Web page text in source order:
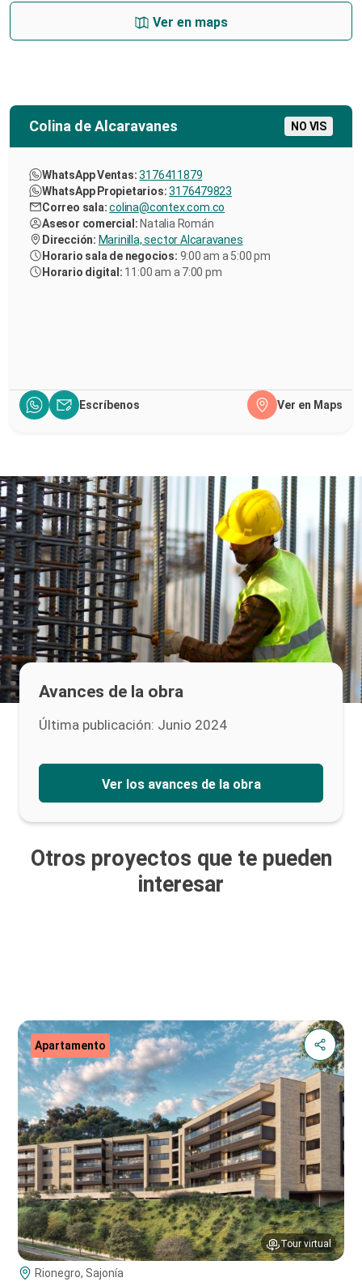
Ver en maps
Colina de Alcaravanes NO VIS
WhatsApp Ventas:3176411879
WhatsApp Propietarios:3176479823
Correo sala:colina@contex.com.co
Asesor comercial: Natalia Román
Dirección: Marinilla, sector Alcaravanes
Horario sala de negocios: 9:00 am a 5:00 pm
Horario digital: 11:00 am a 7:00 pm
Escríbenos Ver en Maps
Avances de la obra
Última publicación: Junio 2024
Ver los avances de la obra
Otros proyectos que te pueden
interesar
Apartamento
Tour virtual
Rionegro, Sajonía